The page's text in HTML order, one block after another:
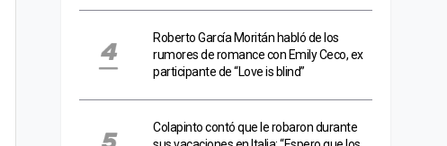
Roberto García Moritán habló de los
rumores de romance con Emily Ceco, ex
participante de “Love is blind”
Colapinto contó que le robaron durante